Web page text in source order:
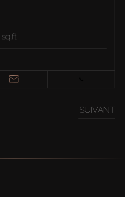
sq.ft
SUIVANT